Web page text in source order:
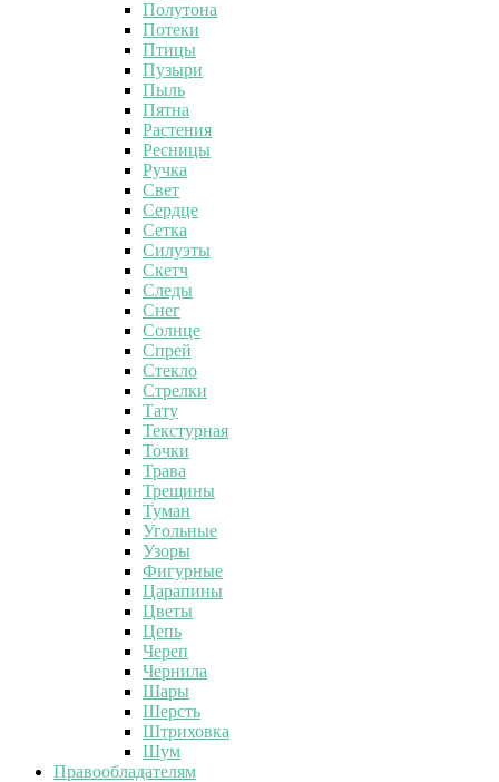
Полутона
Потеки
Птицы
Пузыри
Пыль
Пятна
Растения
Ресницы
Ручка
Свет
Сердце
Сетка
Силуэты
Скетч
Следы
Снег
Солнце
Спрей
Стекло
Стрелки
Тату
Текстурная
Точки
Трава
Трещины
Туман
Угольные
Узоры
Фигурные
Царапины
Цветы
Цепь
Череп
Чернила
Шары
Шерсть
Штриховка
Шум
Правообладателям